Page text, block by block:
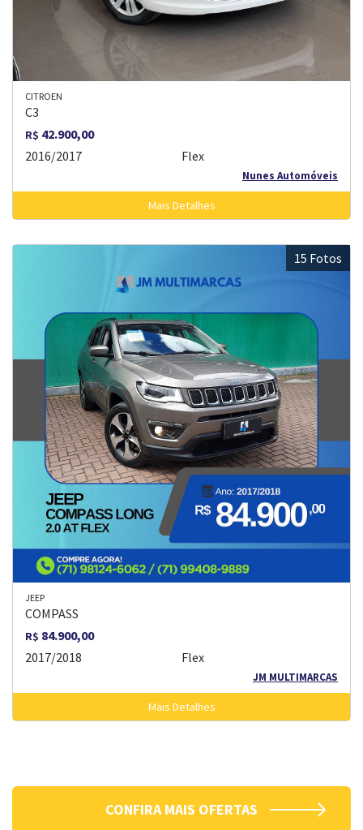
CITROEN
C3
R$ 42.900,00
2016/2017
Flex
Nunes Automóveis
Mais Detalhes
15 Fotos
JEEP
COMPASS
R$ 84.900,00
2017/2018
Flex
JM MULTIMARCAS
Mais Detalhes
CONFIRA MAIS OFERTAS